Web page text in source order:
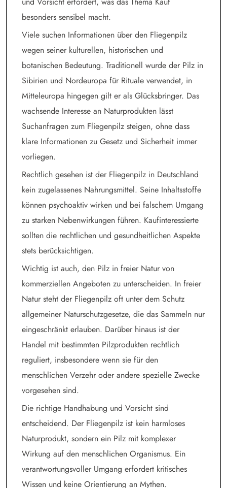
besonders sensibel macht.
Viele suchen Informationen über den Fliegenpilz
wegen seiner kulturellen, historischen und
botanischen Bedeutung. Traditionell wurde der Pilz in
Sibirien und Nordeuropa für Rituale verwendet, in
Mitteleuropa hingegen gilt er als Glücksbringer. Das
wachsende Interesse an Naturprodukten lässt
Suchanfragen zum Fliegenpilz steigen, ohne dass
klare Informationen zu Gesetz und Sicherheit immer
vorliegen.
Rechtlich gesehen ist der Fliegenpilz in Deutschland
kein zugelassenes Nahrungsmittel. Seine Inhaltsstoffe
können psychoaktiv wirken und bei falschem Umgang
zu starken Nebenwirkungen führen. Kaufinteressierte
sollten die rechtlichen und gesundheitlichen Aspekte
stets berücksichtigen.
Wichtig ist auch, den Pilz in freier Natur von
kommerziellen Angeboten zu unterscheiden. In freier
Natur steht der Fliegenpilz oft unter dem Schutz
allgemeiner Naturschutzgesetze, die das Sammeln nur
eingeschränkt erlauben. Darüber hinaus ist der
Handel mit bestimmten Pilzprodukten rechtlich
reguliert, insbesondere wenn sie für den
menschlichen Verzehr oder andere spezielle Zwecke
vorgesehen sind.
Die richtige Handhabung und Vorsicht sind
entscheidend. Der Fliegenpilz ist kein harmloses
Naturprodukt, sondern ein Pilz mit komplexer
Wirkung auf den menschlichen Organismus. Ein
verantwortungsvoller Umgang erfordert kritisches
Wissen und keine Orientierung an Mythen.